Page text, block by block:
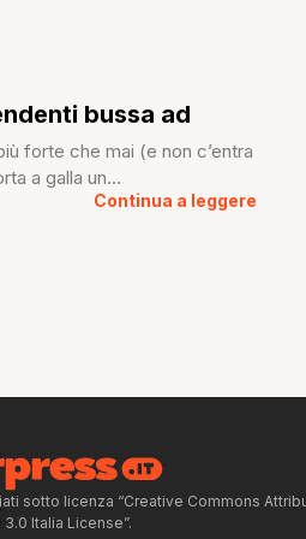
bussa ad
forte che mai (e non c’entra
a galla un...
Continua a leggere
sotto licenza “Creative Commons
Italia License”.